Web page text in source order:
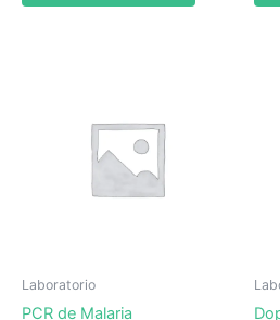
Laboratorio
PCR de Malaria